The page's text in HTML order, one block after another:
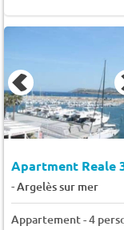
Apartment Reale
-Argelès sur mer
Appartement - 4